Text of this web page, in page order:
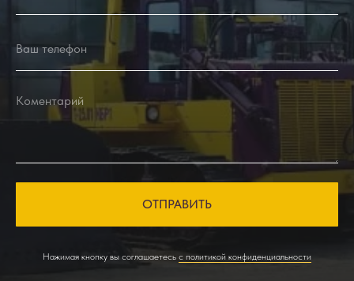
ОТПРАВИТЬ
Нажимая кнопку вы соглашаетесь с политикой конфиденциальности